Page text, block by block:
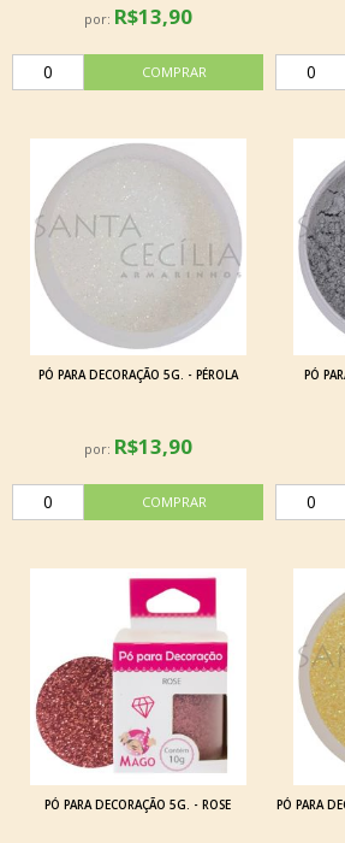
por: R$13,90
PÓ PARA DECORAÇÃO 5G. - PÉROLA
por: R$13,90
PÓ
PÓ PARA DECORAÇÃO 5G. - ROSE
PÓ PARA